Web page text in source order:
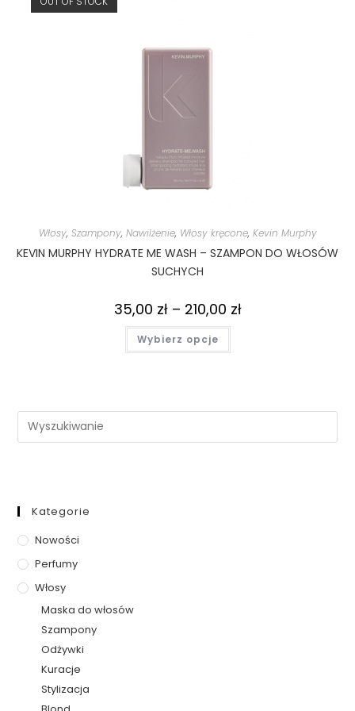
Włosy, Szampony, Nawilżenie, Włosy kręcone, Kevin Murphy
KEVIN MURPHY HYDRATE ME WASH – SZAMPON DO WŁOSÓW
SUCHYCH
35,00 zł – 210,00 zł
Wybierz opcje
Kategorie
Nowości
Perfumy
Włosy
Maska do włosów
Szampony
Odżywki
Kuracje
Stylizacja